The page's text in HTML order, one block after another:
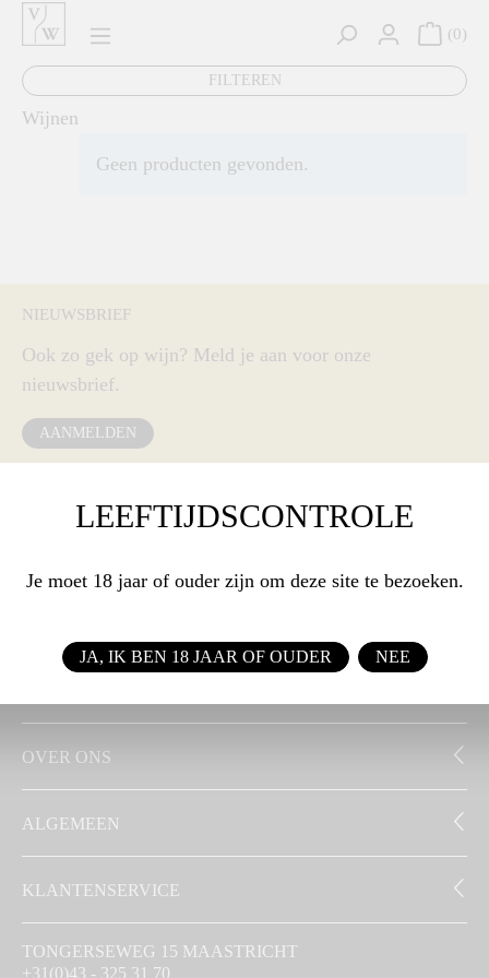
0
FILTEREN
Wijnen
Geen producten gevonden.
NIEUWSBRIEF
Ook zo gek op wijn? Meld je aan voor onze
nieuwsbrief.
AANMELDEN
OVER ONS
ALGEMEEN
KLANTENSERVICE
TONGERSEWEG 15 MAASTRICHT
+31(0)43 - 325 31 70
LEEFTIJDSCONTROLE
Je moet 18 jaar of ouder zijn om deze site te bezoeken.
JA, IK BEN 18 JAAR OF OUDER NEE